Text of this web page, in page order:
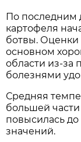
По последним
картофеля
ботвы. Оценки
основном
области из-за
болезнями
Средняя
большей
повысилась
значений.